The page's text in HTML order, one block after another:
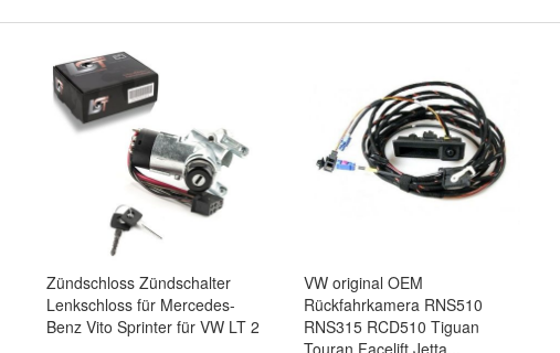
Zündschloss Zündschalter
Lenkschloss für Mercedes-
Benz Vito Sprinter für VW LT 2
VW original OEM
Rückfahrkamera RNS510
RNS315 RCD510 Tiguan
Touran Facelift Jetta...